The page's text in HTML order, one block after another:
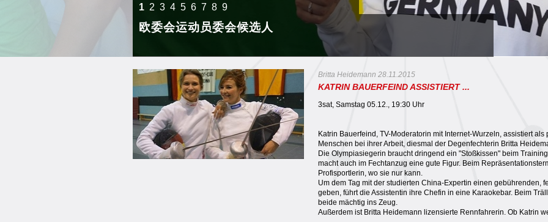
欧委会运动员委会候选人
1 2 3 4 5 6 7 8 9
Britta Heidemann 28.11.2015
KATRIN BAUERFEIND ASSISTIERT ...
3sat, Samstag 05.12., 19:30 Uhr
Katrin Bauerfeind, TV-Moderatorin mit Internet-Wurzeln, assistiert
Menschen bei ihrer Arbeit, diesmal der Degenfechterin Britta
Die Olympiasiegerin braucht dringend ein "Stoßkissen" beim
macht auch im Fechtanzug eine gute Figur. Beim
Profisportlerin, wo sie nur kann.
Um dem Tag mit der studierten China-Expertin einen gebührenden,
geben, führt die Assistentin ihre Chefin in eine Karaokebar. Beim
beide mächtig ins Zeug.
Außerdem ist Britta Heidemann lizensierte Rennfahrerin. Ob Katrin